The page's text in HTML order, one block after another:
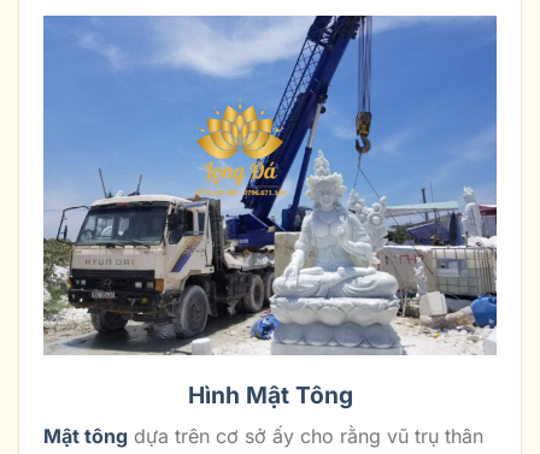
Hình Mật Tông
Mật tông dựa trên cơ sở ấy cho rằng vũ trụ thân